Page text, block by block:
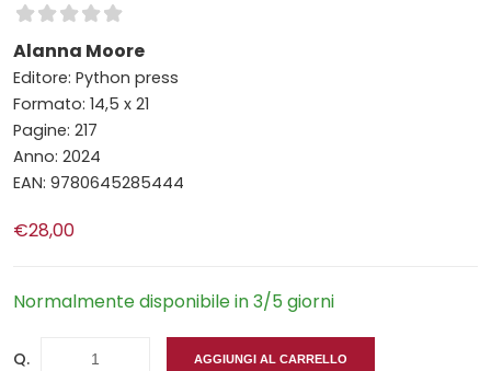
Alanna Moore
Editore: Python press
Formato: 14,5 x 21
Pagine: 217
Anno: 2024
EAN: 9780645285444
€28,00
Normalmente disponibile in 3/5 giorni
Q. AGGIUNGI AL CARRELLO